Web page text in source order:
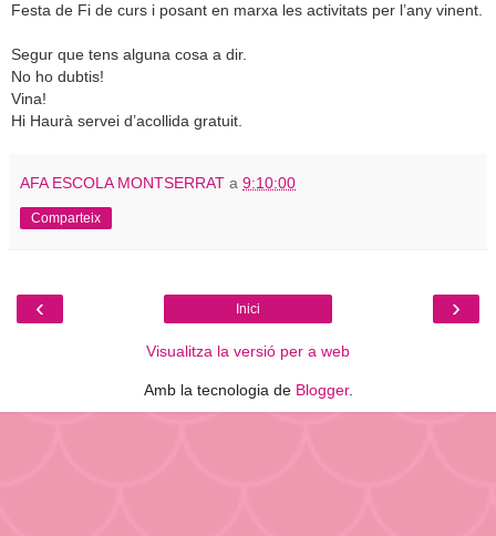
Festa de Fi de curs i posant en marxa les activitats per l’any vinent.
Segur que tens alguna cosa a dir.
No ho dubtis!
Vina!
Hi Haurà servei d’acollida gratuit.
AFA ESCOLA MONTSERRAT a 9:10:00
Comparteix
‹ ›
Inici
Visualitza la versió per a web
Amb la tecnologia de Blogger.